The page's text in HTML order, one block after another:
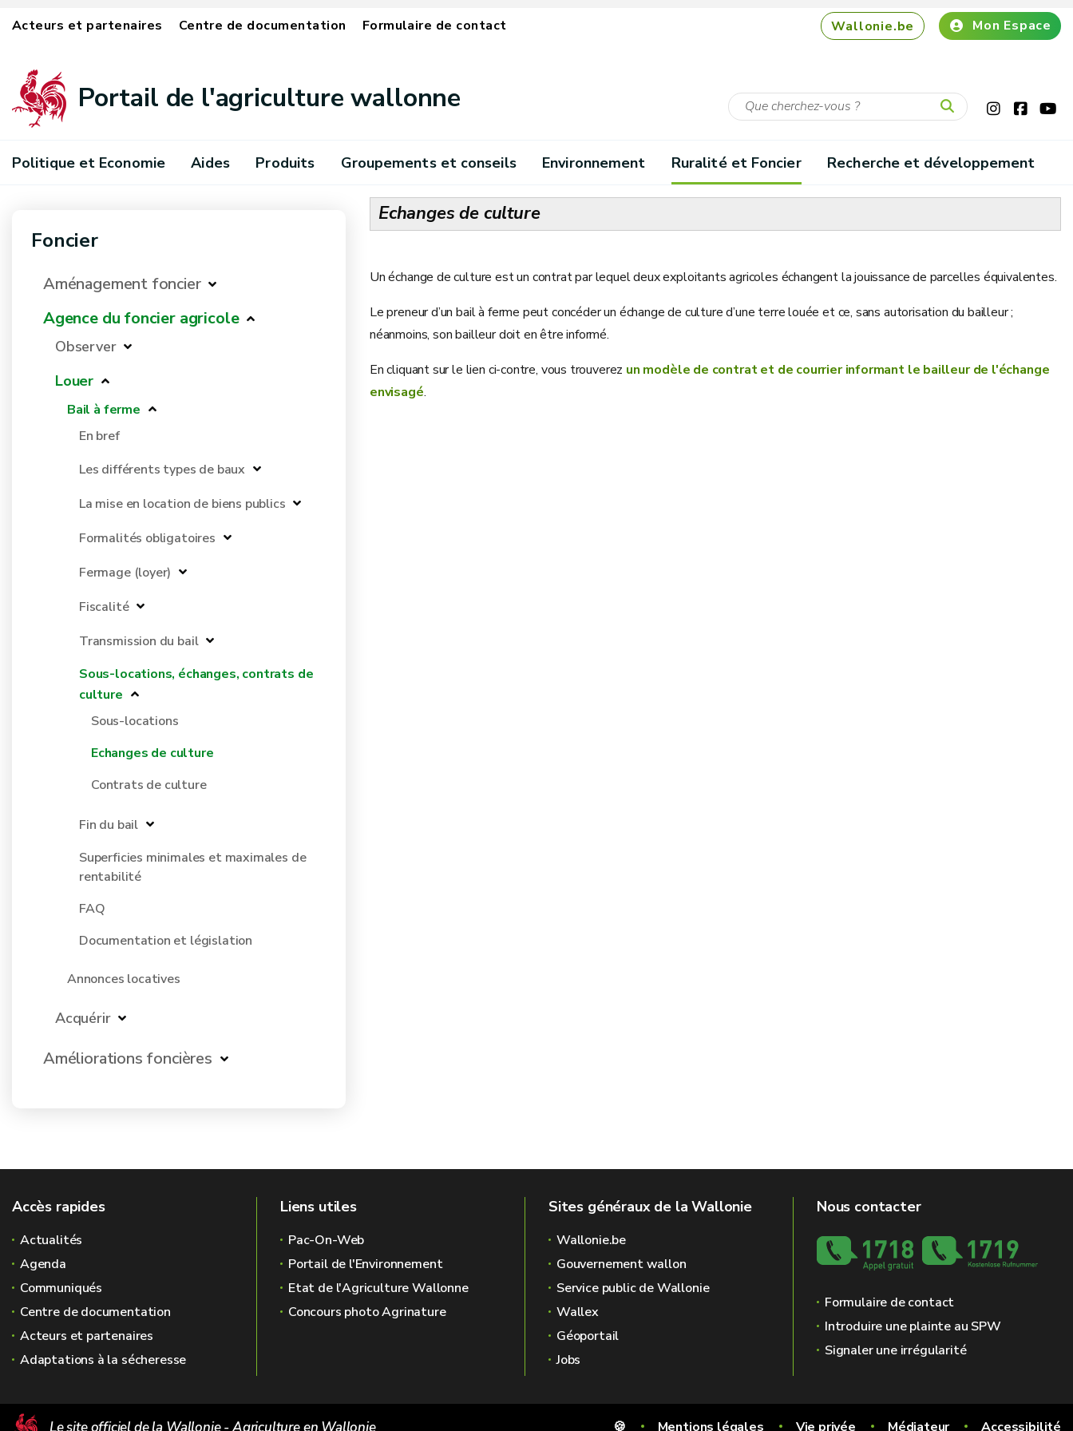
Acteurs et partenaires Centre de documentation Formulaire de contact Wallonie.be Mon Espace
Portail de l'agriculture wallonne
Politique et Economie Aides Produits Groupements et conseils Environnement Ruralité et Foncier Recherche et développement
Foncier
Aménagement foncier
Agence du foncier agricole
Observer
Louer
Bail à ferme
En bref
Les différents types de baux
La mise en location de biens publics
Formalités obligatoires
Fermage (loyer)
Fiscalité
Transmission du bail
Sous-locations, échanges, contrats de
culture
Sous-locations
Echanges de culture
Contrats de culture
Fin du bail
Superficies minimales et maximales de
rentabilité
FAQ
Documentation et législation
Annonces locatives
Acquérir
Améliorations foncières
Echanges de culture
Un échange de culture est un contrat par lequel deux exploitants agricoles échangent la jouissance de parcelles équivalentes.
Le preneur d’un bail à ferme peut concéder un échange de culture d’une terre louée et ce, sans autorisation du bailleur ;
néanmoins, son bailleur doit en être informé.
En cliquant sur le lien ci-contre, vous trouverez un modèle de contrat et de courrier informant le bailleur de l'échange
envisagé.
Accès rapides
Actualités
Agenda
Communiqués
Centre de documentation
Acteurs et partenaires
Adaptations à la sécheresse
Liens utiles
Pac-On-Web
Portail de l'Environnement
Etat de l'Agriculture Wallonne
Concours photo Agrinature
Sites généraux de la Wallonie
Wallonie.be
Gouvernement wallon
Service public de Wallonie
Wallex
Géoportail
Jobs
Nous contacter
Formulaire de contact
Introduire une plainte au SPW
Signaler une irrégularité
🍪 Mentions légales Vie privée Médiateur Accessibilité